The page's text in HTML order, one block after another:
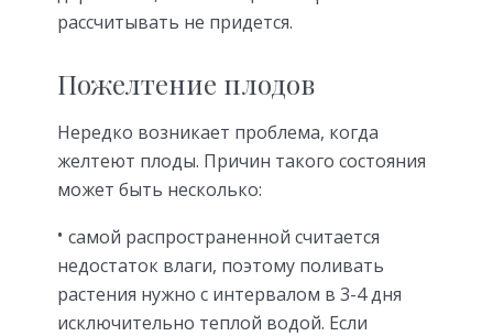
рассчитывать не придется.
Пожелтение плодов
Нередко возникает проблема, когда
желтеют плоды. Причин такого состояния
может быть несколько:
самой распространенной считается
недостаток влаги, поэтому поливать
растения нужно с интервалом в 3-4 дня
исключительно теплой водой. Если